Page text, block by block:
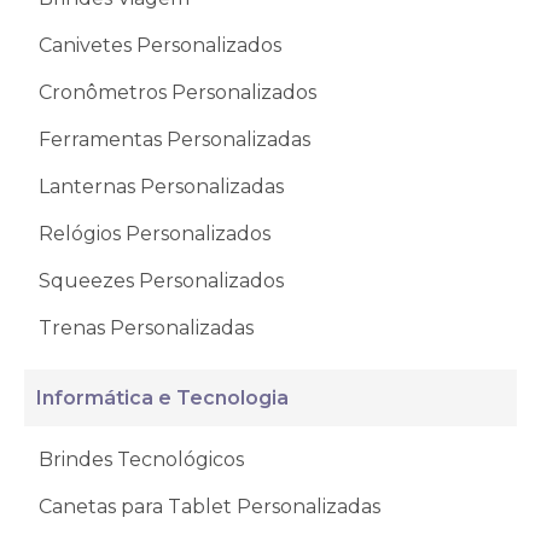
Canivetes Personalizados
Cronômetros Personalizados
Ferramentas Personalizadas
Lanternas Personalizadas
Relógios Personalizados
Squeezes Personalizados
Trenas Personalizadas
Informática e Tecnologia
Brindes Tecnológicos
Canetas para Tablet Personalizadas